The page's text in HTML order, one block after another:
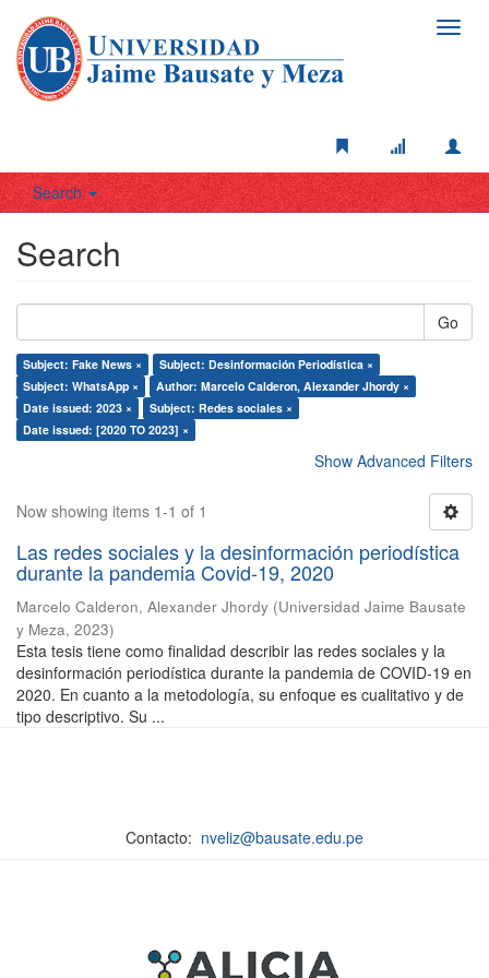
Search
Search
Go
Subject: Fake News ×
Subject: Desinformación Periodística ×
Subject: WhatsApp ×
Author: Marcelo Calderon, Alexander Jhordy ×
Date issued: 2023 ×
Subject: Redes sociales ×
Date issued: [2020 TO 2023] ×
Show Advanced Filters
Now showing items 1-1 of 1
Las redes sociales y la desinformación periodística
durante la pandemia Covid-19, 2020
Marcelo Calderon, Alexander Jhordy (Universidad Jaime Bausate
y Meza, 2023)
Esta tesis tiene como finalidad describir las redes sociales y la
desinformación periodística durante la pandemia de COVID-19 en
2020. En cuanto a la metodología, su enfoque es cualitativo y de
tipo descriptivo. Su ...
Contacto: nveliz@bausate.edu.pe